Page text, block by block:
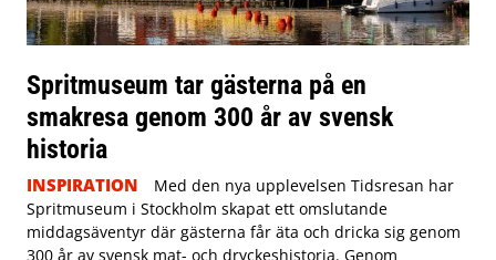
Spritmuseum tar gästerna på en
smakresa genom 300 år av svensk
historia
INSPIRATION
Med den nya upplevelsen Tidsresan har
Spritmuseum i Stockholm skapat ett omslutande
middagsäventyr där gästerna får äta och dricka sig genom
300 år av svensk mat- och dryckeshistoria. Genom